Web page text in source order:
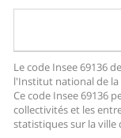
Le code Insee 69136
l'Institut national de la
Ce code Insee 69136
collectivités et les
statistiques sur la ville